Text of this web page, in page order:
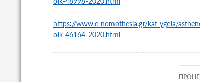
https://www.e-nomothesia.gr/kat-ygeia/
oik-46164-2020.html